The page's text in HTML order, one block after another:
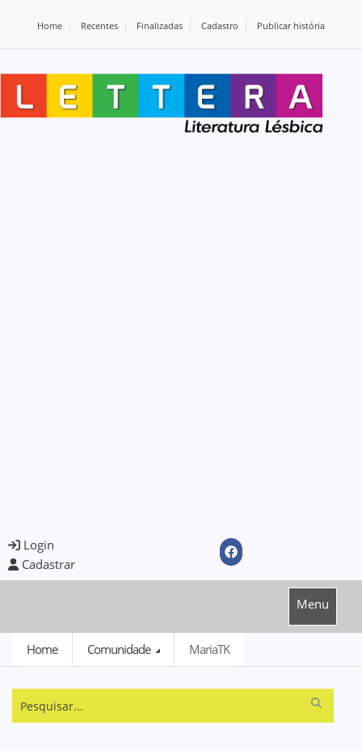
Home Recentes Finalizadas Cadastro Publicar história
Login
Cadastrar
Menu
Home Comunidade MariaTK